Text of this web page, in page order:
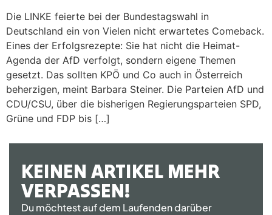
Die LINKE feierte bei der Bundestagswahl in
Deutschland ein von Vielen nicht erwartetes Comeback.
Eines der Erfolgsrezepte: Sie hat nicht die Heimat-
Agenda der AfD verfolgt, sondern eigene Themen
gesetzt. Das sollten KPÖ und Co auch in Österreich
beherzigen, meint Barbara Steiner. Die Parteien AfD und
CDU/CSU, über die bisherigen Regierungsparteien SPD,
Grüne und FDP bis […]
KEINEN ARTIKEL MEHR
VERPASSEN!
Du möchtest auf dem Laufenden darüber